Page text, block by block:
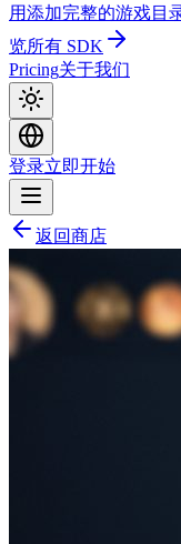
用添加完整的游戏目
览所有 SDK
Pricing关于我们
登录立即开始
返回商店